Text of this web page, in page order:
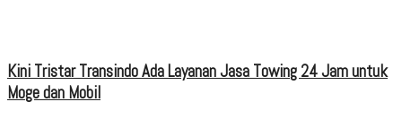
Kini Tristar Transindo Ada Layanan Jasa Towing 24 Jam untuk
Moge dan Mobil